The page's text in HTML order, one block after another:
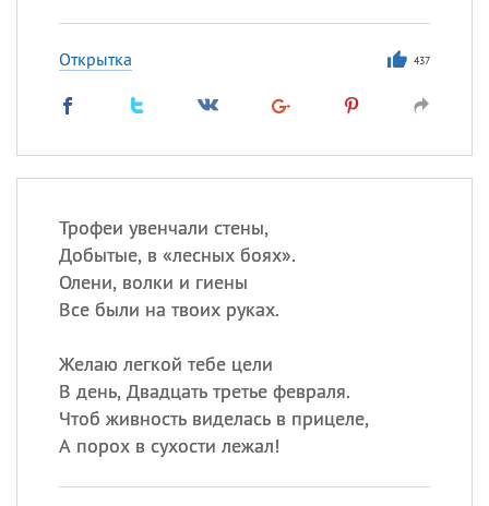
Открытка 437
Трофеи увенчали стены,
Добытые, в «лесных боях».
Олени, волки и гиены
Все были на твоих руках.
Желаю легкой тебе цели
В день, Двадцать третье февраля.
Чтоб живность виделась в прицеле,
А порох в сухости лежал!